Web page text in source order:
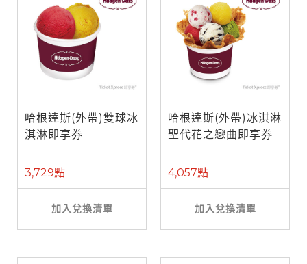
哈根達斯(外帶)雙球冰
淇淋即享券
3,729點
加入兌換清單
哈根達斯(外帶)冰淇淋
聖代花之戀曲即享券
4,057點
加入兌換清單